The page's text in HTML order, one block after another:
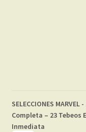
SELECCIONES
Completa – 23 Tebeos
Inmediata